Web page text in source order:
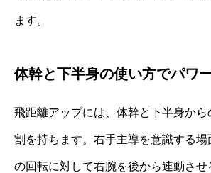
ます。
体幹と下半身の使い方でパワ
飛距離アップには、体幹と下半身から
割を持ちます。右手主導を意識する
の回転に対して右腕を後から連動さ